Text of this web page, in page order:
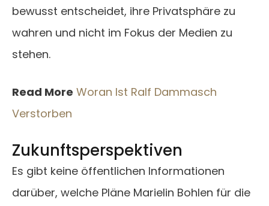
bewusst entscheidet, ihre Privatsphäre zu
wahren und nicht im Fokus der Medien zu
stehen.
Read More Woran Ist Ralf Dammasch
Verstorben
Zukunftsperspektiven
Es gibt keine öffentlichen Informationen
darüber, welche Pläne Marielin Bohlen für die